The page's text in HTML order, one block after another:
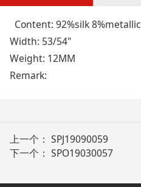
Content: 92%silk 8%metallic
Width: 53/54"
Weight: 12MM
Remark:
上一个： SPJ19090059
下一个： SPO19030057